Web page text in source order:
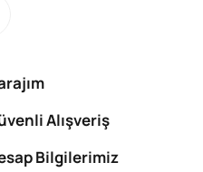
Alışveriş
Bilgilerimiz